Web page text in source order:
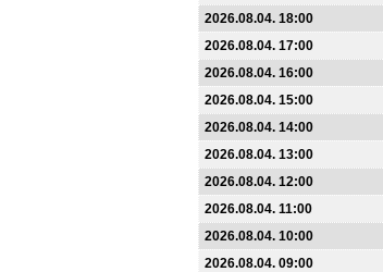
2026.08.04. 18:00
2026.08.04. 17:00
2026.08.04. 16:00
2026.08.04. 15:00
2026.08.04. 14:00
2026.08.04. 13:00
2026.08.04. 12:00
2026.08.04. 11:00
2026.08.04. 10:00
2026.08.04. 09:00